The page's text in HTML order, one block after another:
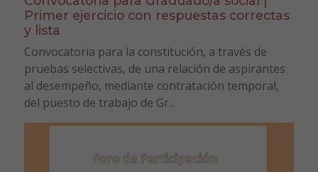
Primer ejercicio con respuestas correctas
y lista
Convocatoria para la constitución, a través de
pruebas selectivas, de una relación de aspirantes
al desempeño, mediante contratación temporal,
del puesto de trabajo de Gr...